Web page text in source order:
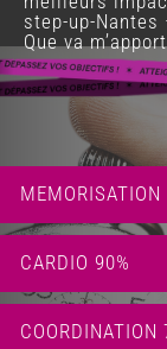
step-up-Nantes
Que va
MEMORISATION
CARDIO 90%
COORDINATION